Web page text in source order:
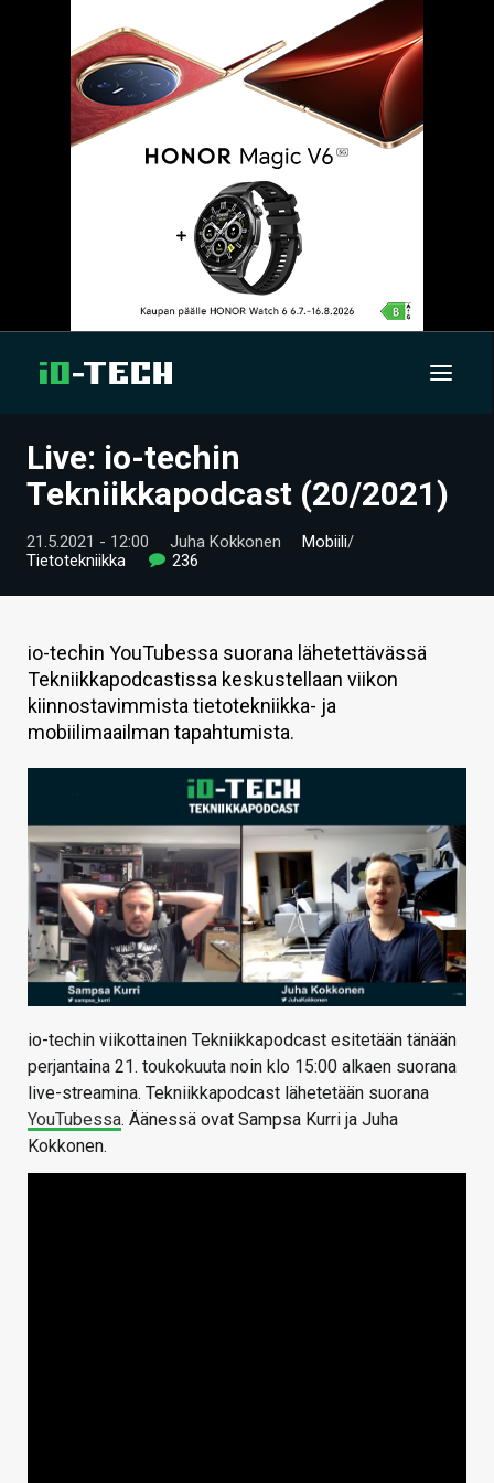
UUTISET
VIDEOT
TIETOA
HINTA.FI
HAKU
Live: io-techin
Tekniikkapodcast (20/2021)
21.5.2021 - 12:00 Juha Kokkonen Mobiili/
Tietotekniikka
236
io-techin YouTubessa suorana lähetettävässä
Tekniikkapodcastissa keskustellaan viikon
kiinnostavimmista tietotekniikka- ja
mobiilimaailman tapahtumista.
io-techin viikottainen Tekniikkapodcast esitetään tänään
perjantaina 21. toukokuuta noin klo 15:00 alkaen suorana
live-streamina. Tekniikkapodcast lähetetään suorana
YouTubessa. Äänessä ovat Sampsa Kurri ja Juha
Kokkonen.